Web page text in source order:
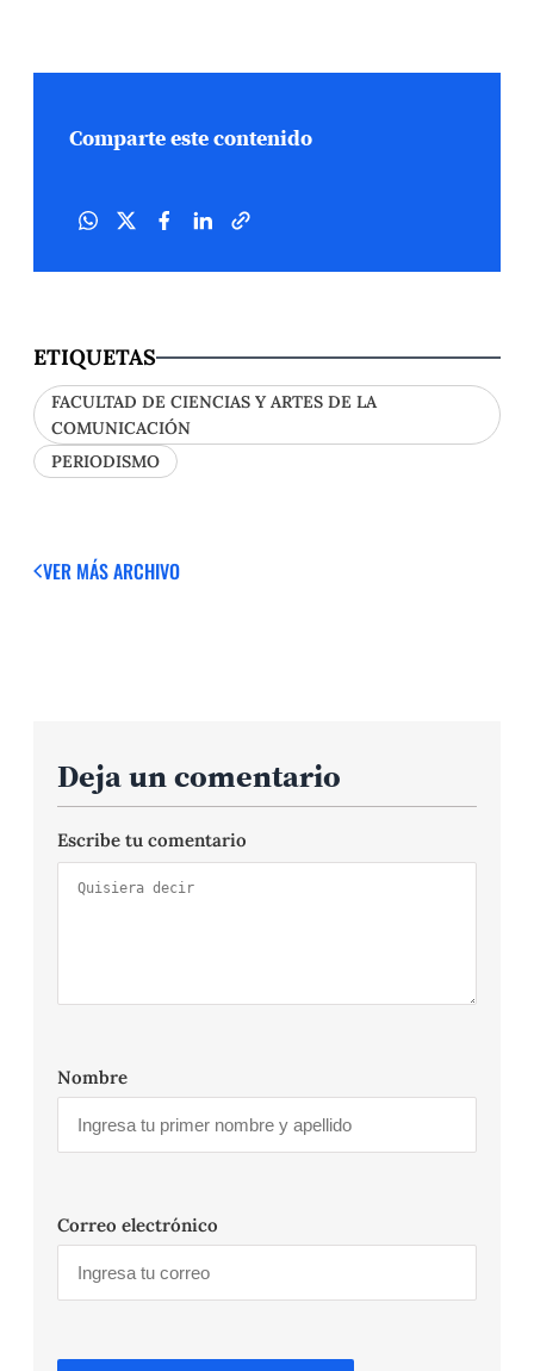
Comparte este contenido
ETIQUETAS
FACULTAD DE CIENCIAS Y ARTES DE LA
COMUNICACIÓN
PERIODISMO
VER MÁSARCHIVO
Deja un comentario
Escribe tu comentario
Nombre
Correo electrónico